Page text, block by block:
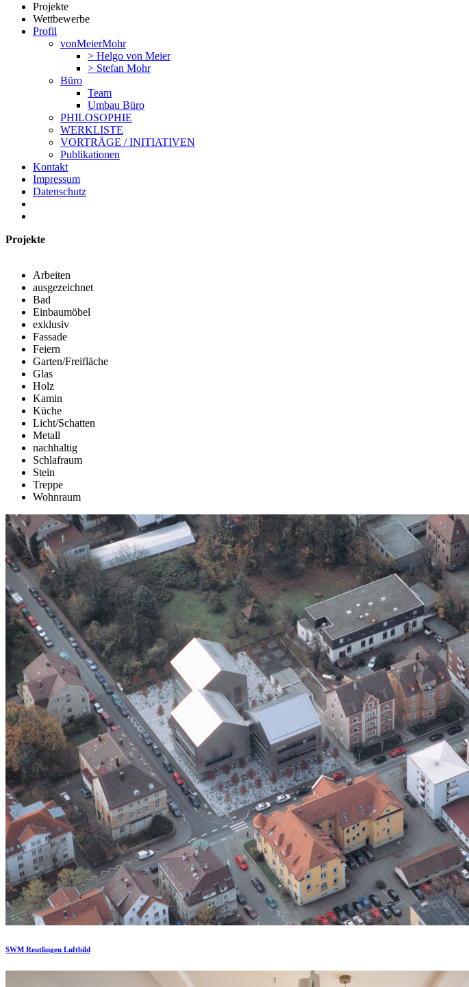
Projekte
Wettbewerbe
Profil
vonMeierMohr
> Helgo von Meier
> Stefan Mohr
Büro
Team
Umbau Büro
PHILOSOPHIE
WERKLISTE
VORTRÄGE / INITIATIVEN
Publikationen
Kontakt
Impressum
Datenschutz
Projekte
Arbeiten
ausgezeichnet
Bad
Einbaumöbel
exklusiv
Fassade
Feiern
Garten/Freifläche
Glas
Holz
Kamin
Küche
Licht/Schatten
Metall
nachhaltig
Schlafraum
Stein
Treppe
Wohnraum
SWM Reutlingen Luftbild